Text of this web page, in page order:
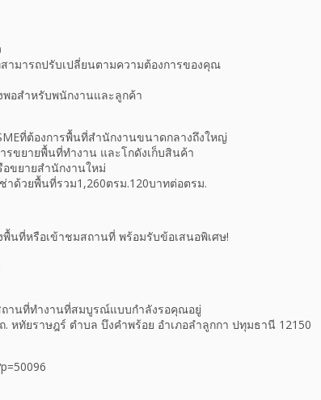
ามารถปรับเปลี่ยนตามความต้องการของคุณ
พอสำหรับพนักงานและลูกค้า
ที่ต้องการพื้นที่สำนักงานขนาดกลางถึงใหญ่
รขยายพื้นที่ทำงาน และโกดังเก็บสินค้า
อขยายสำนักงานใหม่
าด้วยพื้นที่รวม1,260ตรม.120บาทต่อตรม.
พื้นที่หรือเข้าชมสถานที่ พร้อมรับข้อเสนอพิเศษ!
านที่ทำงานที่สมบูรณ์แบบกำลังรอคุณอยู่
. หทัยราษฎร์ ตำบล บึงคำพร้อย อำเภอลำลูกกา ปทุมธานี 12150